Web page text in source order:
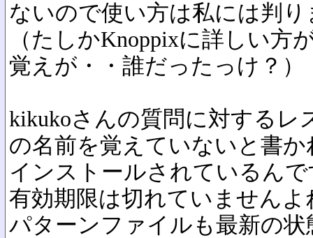
ないので使い方は私には判り
（たしかKnoppixに詳しい方
覚えが・・誰だったっけ？）
kikukoさんの質問に対するレ
の名前を覚えていないと書
インストールされているん
有効期限は切れていませんよ
パターンファイルも最新の